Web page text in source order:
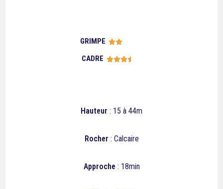
GRIMPE 
CADRE 
Hauteur : 15 à 44m
Rocher : Calcaire
Approche : 18min